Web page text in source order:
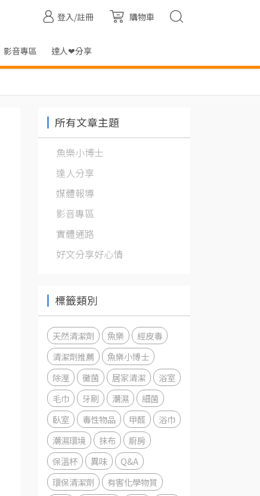
登入/註冊 購物車
影音專區 達人❤分享
所有文章主題
魚樂小博士
達人分享
媒體報導
影音專區
實體通路
好文分享好心情
標籤類別
天然清潔劑 魚樂
經皮毒
清潔劑推薦
魚樂小博士
除溼
黴菌 居家清潔
浴室
毛巾
牙刷 潮濕
細菌
臥室
毒性物品 甲醛
浴巾
潮濕環境
抹布
廚房
保溫杯
異味
Q&A
環保清潔劑
有害化學物質